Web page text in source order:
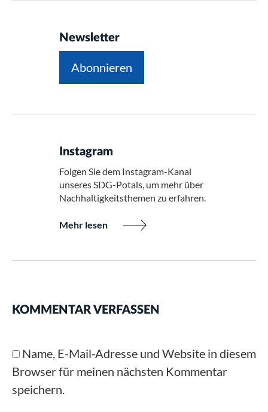
Newsletter
Abonnieren
Instagram
Folgen Sie dem Instagram-Kanal
unseres SDG-Potals, um mehr über
Nachhaltigkeitsthemen zu erfahren.
Mehr lesen
KOMMENTAR VERFASSEN
Name, E-Mail-Adresse und Website in diesem
Browser für meinen nächsten Kommentar
speichern.